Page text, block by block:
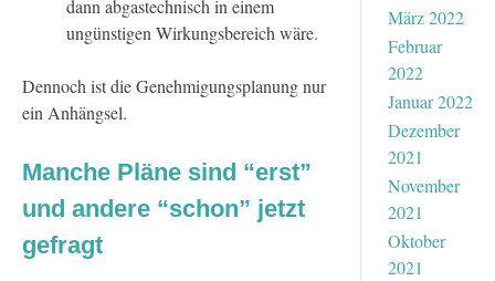
dann abgastechnisch in einem
ungünstigen Wirkungsbereich wäre.
Dennoch ist die Genehmigungsplanung nur
ein Anhängsel.
Manche Pläne sind “erst”
und andere “schon” jetzt
gefragt
März 2022
Februar
2022
Januar 2022
Dezember
2021
November
2021
Oktober
2021